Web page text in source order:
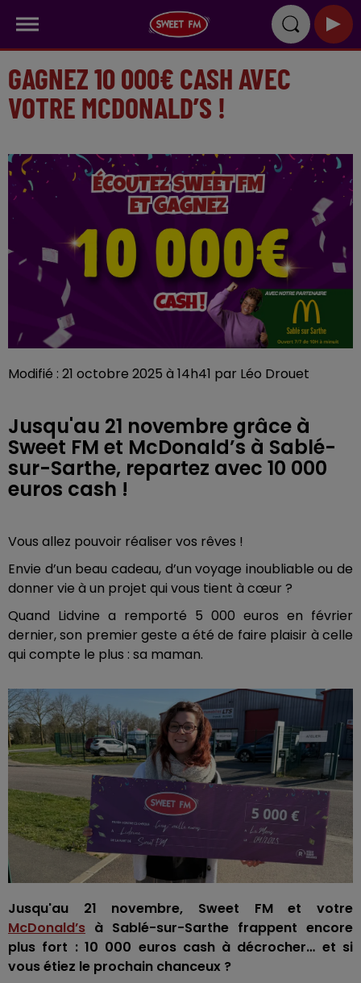
GAGNEZ 10 000€ CASH AVEC
VOTRE MCDONALD’S !
Modifié : 21 octobre 2025 à 14h41 par Léo Drouet
Jusqu'au 21 novembre grâce à
Sweet FM et McDonald’s à Sablé-
sur-Sarthe, repartez avec 10 000
euros cash !
Vous allez pouvoir réaliser vos rêves !
Envie d’un beau cadeau, d’un voyage inoubliable ou de
donner vie à un projet qui vous tient à cœur ?
Quand Lidvine a remporté 5 000 euros en février
dernier, son premier geste a été de faire plaisir à celle
qui compte le plus : sa maman.
Jusqu'au 21 novembre, Sweet FM et votre
McDonald’s à Sablé-sur-Sarthe frappent encore
plus fort : 10 000 euros cash à décrocher… et si
vous étiez le prochain chanceux ?